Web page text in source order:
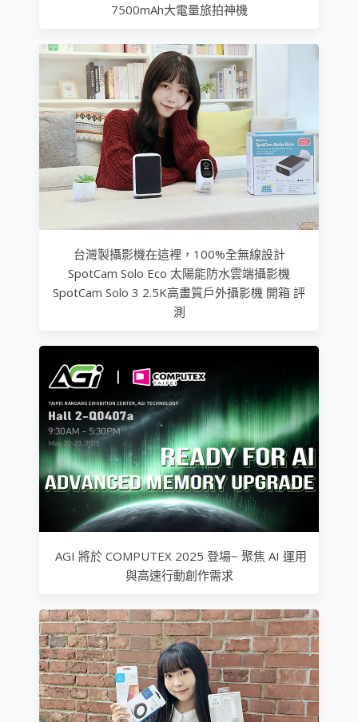
7500mAh大電量旅拍神機
台灣製攝影機在這裡，100%全無線設計
SpotCam Solo Eco 太陽能防水雲端攝影機
SpotCam Solo 3 2.5K高畫質戶外攝影機 開箱 評
測
AGI 將於 COMPUTEX 2025 登場~ 聚焦 AI 運用
與高速行動創作需求